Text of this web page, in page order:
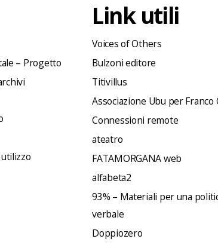
– Progetto
Link utili
Voices of Others
Bulzoni editore
Titivillus
Associazione Ubu per Franco
Connessioni remote
ateatro
FATAMORGANA web
alfabeta2
93% – Materiali per una
verbale
Doppiozero